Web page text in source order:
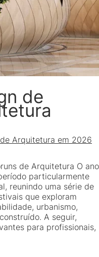
de
Arquitetura em 2026
de Arquitetura O ano
particularmente
reunindo uma série de
que exploram
urbanismo,
A seguir,
para profissionais,